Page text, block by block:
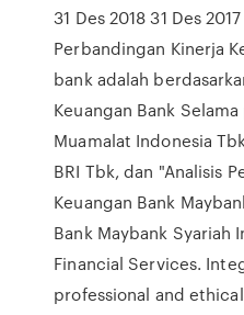
31 Des 2018 31 Des
Perbandingan Kinerja
bank adalah
Keuangan Bank
Muamalat Indonesia
BRI Tbk, dan "Analisis
Keuangan Bank
Bank Maybank Syariah
Financial Services.
professional and